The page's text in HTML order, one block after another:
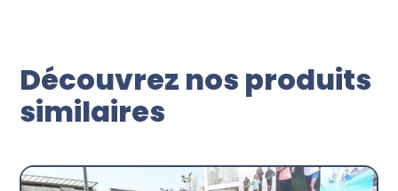
Découvrez nos produits
similaires